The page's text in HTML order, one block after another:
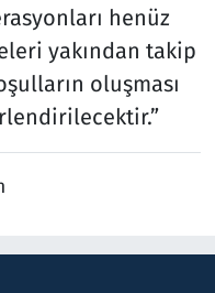
henüz
yakından takip
oluşması